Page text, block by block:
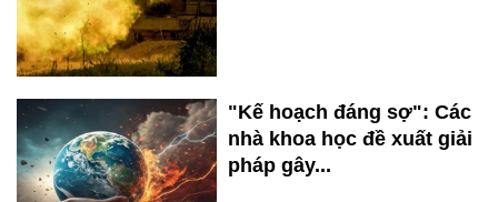
"Kế hoạch đáng sợ": Các
nhà khoa học đề xuất giải
pháp gây...